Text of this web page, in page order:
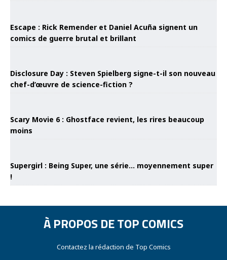
Escape : Rick Remender et Daniel Acuña signent un
comics de guerre brutal et brillant
Disclosure Day : Steven Spielberg signe-t-il son nouveau
chef-d’œuvre de science-fiction ?
Scary Movie 6 : Ghostface revient, les rires beaucoup
moins
Supergirl : Being Super, une série… moyennement super
!
À PROPOS DE TOP COMICS
Contactez la rédaction de Top Comics